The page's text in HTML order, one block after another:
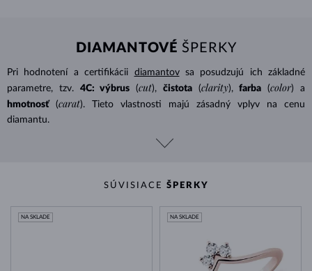
DIAMANTOVÉ ŠPERKY
Pri hodnotení a certifikácii diamantovsa posudzujú ich základné
parametre, tzv.
4C: výbrus (cut), čistota (clarity), farba (color) a
hmotnosť
(carat). Tieto vlastnosti majú zásadný vplyv na cenu
diamantu.
SÚVISIACE ŠPERKY
NA SKLADE NA SKLADE